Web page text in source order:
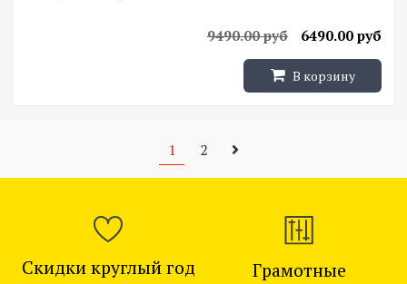
6490.00 руб
9490.00 руб
В корзину
1 2
Скидки круглый год
Грамотные